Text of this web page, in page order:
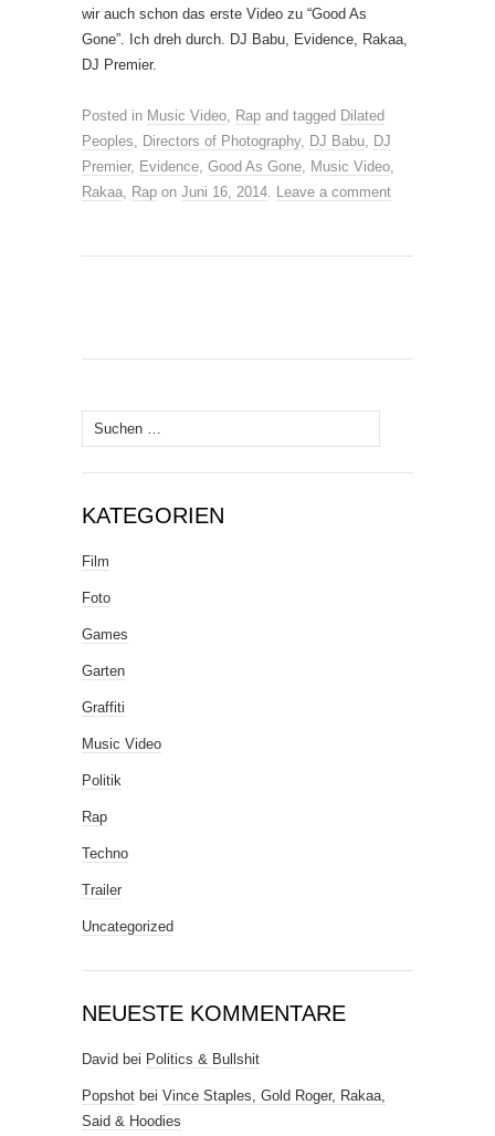
wir auch schon das erste Video zu “Good As
Gone”. Ich dreh durch. DJ Babu, Evidence, Rakaa,
DJ Premier.
Posted in Music Video, Rap and tagged Dilated
Peoples, Directors of Photography, DJ Babu, DJ
Premier, Evidence, Good As Gone, Music Video,
Rakaa, Rap on Juni 16, 2014. Leave a comment
Suche
nach:
KATEGORIEN
Film
Foto
Games
Garten
Graffiti
Music Video
Politik
Rap
Techno
Trailer
Uncategorized
NEUESTE KOMMENTARE
David bei Politics & Bullshit
Popshot bei Vince Staples, Gold Roger, Rakaa,
Said & Hoodies